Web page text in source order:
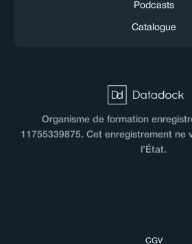
Podcasts
Catalogue
Organisme de formation
11755339875. Cet enregistrement ne
l’État.
CGV